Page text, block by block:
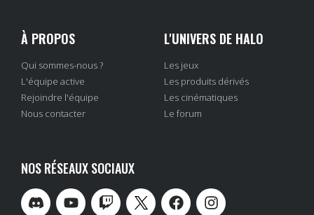
À PROPOS
Qui sommes-nous ?
L'équipe active
Rejoindre l'équipe
Nous contacter
L'UNIVERS DE HALO
Les jeux
Les produits dérivés
Les cinématiques
Le forum
NOS RÉSEAUX SOCIAUX